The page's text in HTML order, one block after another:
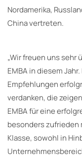
Nordamerika,
China vertreten.
„Wir freuen uns
EMBA in diesem
Empfehlungen
verdanken, die
EMBA für eine
besonders
Klasse, sowohl in